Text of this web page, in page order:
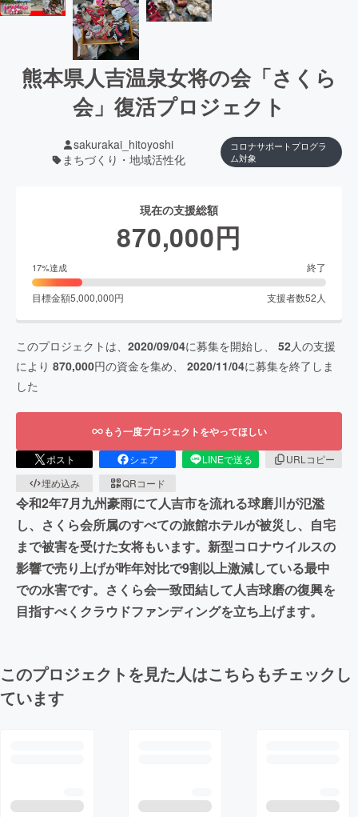
熊本県人吉温泉女将の会「さくら
会」復活プロジェクト
sakurakai_hitoyoshi
まちづくり・地域活性化
コロナサポートプログラ
ム対象
現在の支援総額
870,000円
17%達成 終了
目標金額5,000,000円 支援者数52 人
このプロジェクトは、 2020/09/04に募集を開始し、 52人の支援
により 870,000円の資金を集め、 2020/11/04に募集を終了しま
した
もう一度プロジェクトをやってほしい
ポスト シェア LINEで送る
URLコピー
埋め込み
QRコード
令和2年7月九州豪雨にて人吉市を流れる球磨川が氾濫
し、さくら会所属のすべての旅館ホテルが被災し、自宅
まで被害を受けた女将もいます。新型コロナウイルスの
影響で売り上げが昨年対比で9割以上激減している最中
での水害です。さくら会一致団結して人吉球磨の復興を
目指すべくクラウドファンディングを立ち上げます。
このプロジェクトを見た人はこちらもチェックし
ています